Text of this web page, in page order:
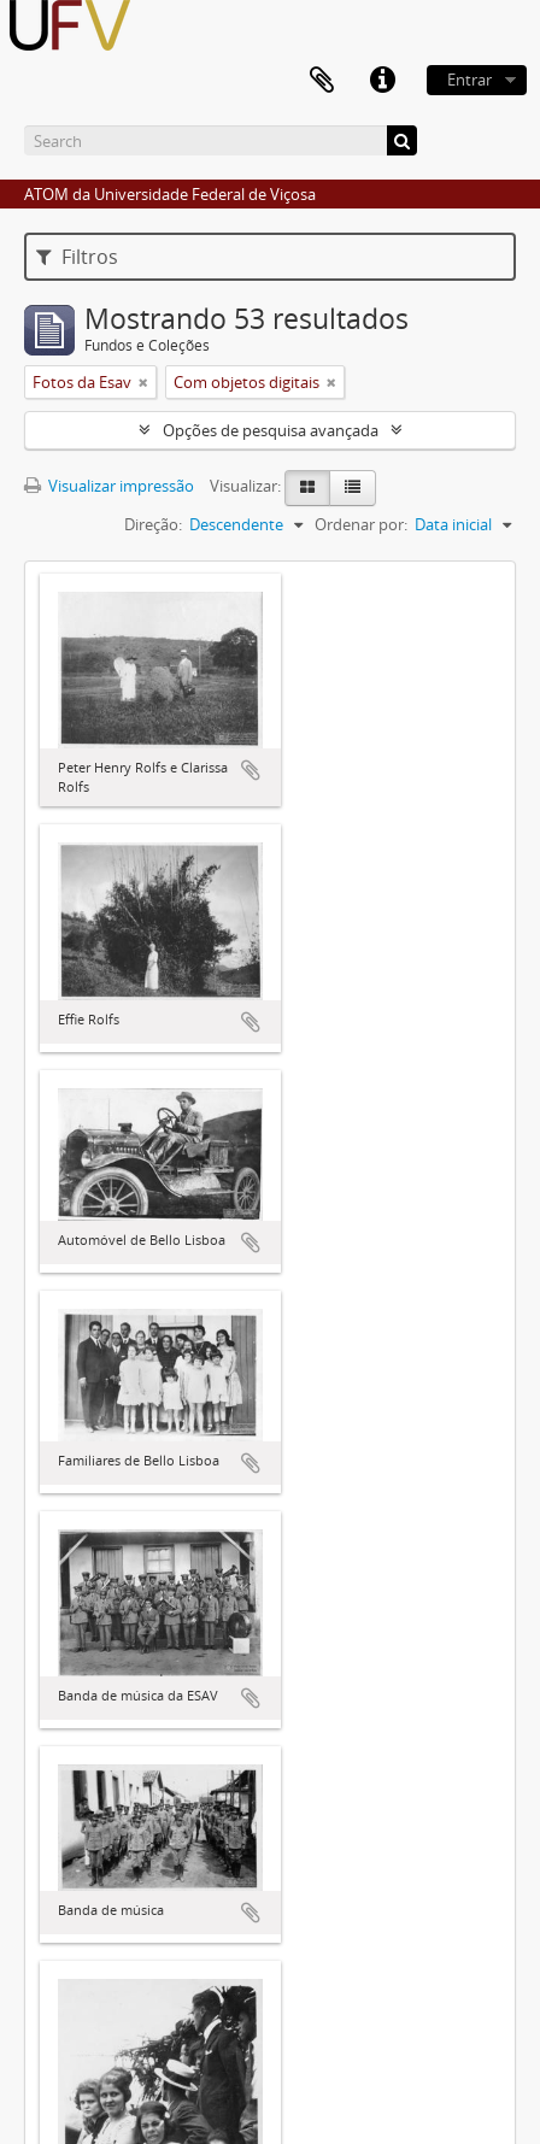
Entrar
ATOM da Universidade Federal de Viçosa
Filtros
Mostrando 53 resultados
Fundos e Coleções
Fotos da Esav Com objetos digitais
Opções de pesquisa avançada
Visualizar impressão
Visualizar:
Ordenar por: Data inicial
Direção: Descendente
Peter Henry Rolfs e Clarissa
Rolfs
Effie Rolfs
Automóvel de Bello Lisboa
Familiares de Bello Lisboa
Banda de música da ESAV
Banda de música